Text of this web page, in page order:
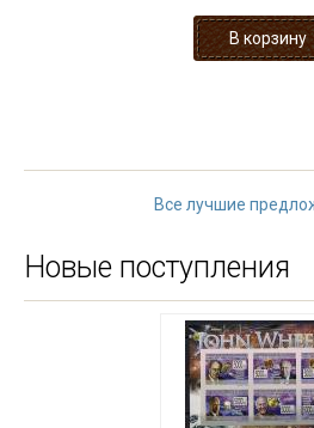
Все лучшие
Новые поступления